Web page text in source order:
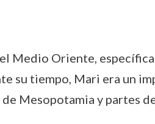
Medio Oriente,
su tiempo, Mari era un
Mesopotamia y partes